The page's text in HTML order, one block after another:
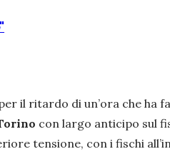
il ritardo di un’ora che ha
con largo anticipo sul
tensione, con i fischi